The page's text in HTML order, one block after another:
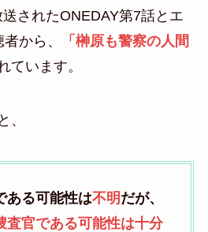
されたONEDAY第7話とエ
から、
「榊原も警察の人間
ています。
、
ある可能性は不明 だが、
査官である可能性は十分